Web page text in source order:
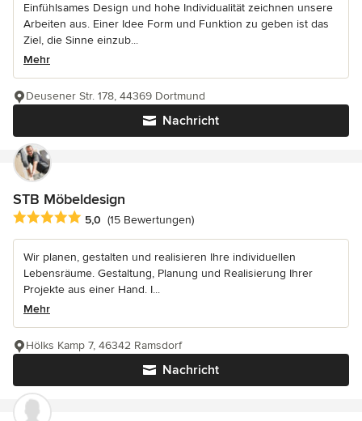
Einfühlsames Design und hohe Individualität zeichnen unsere
Arbeiten aus. Einer Idee Form und Funktion zu geben ist das
Ziel, die Sinne einzub...
Mehr
Nachricht
Deusener Str. 178, 44369 Dortmund
STB Möbeldesign
Durchschnittliche Bewertung: 5 von 5 Sternen
5,0 (15 Bewertungen)
Wir planen, gestalten und realisieren Ihre individuellen
Lebensräume. Gestaltung, Planung und Realisierung Ihrer
Projekte aus einer Hand. I...
Mehr
Nachricht
Hölks Kamp 7, 46342 Ramsdorf